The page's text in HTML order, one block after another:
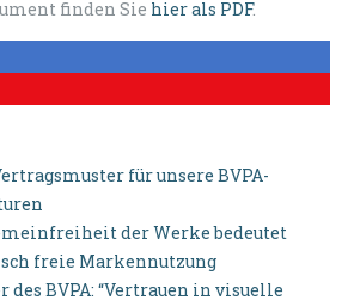
finden Sie hier als PDF.
für unsere BVPA-
der Werke bedeutet
freie Markennutzung
BVPA: “Vertrauen in visuelle